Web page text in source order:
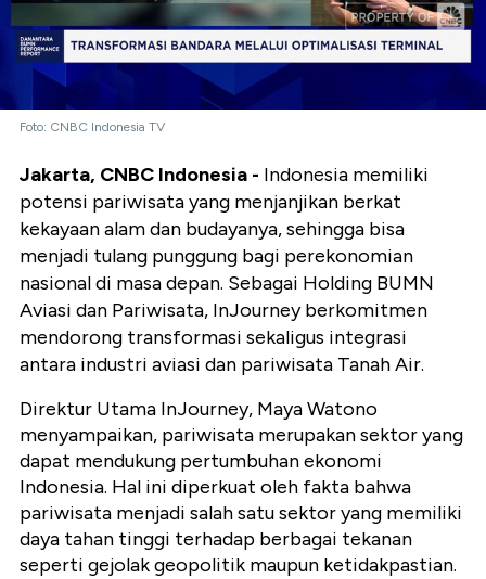
Foto: CNBC Indonesia TV
Jakarta, CNBC Indonesia - Indonesia memiliki
potensi pariwisata yang menjanjikan berkat
kekayaan alam dan budayanya, sehingga bisa
menjadi tulang punggung bagi perekonomian
nasional di masa depan. Sebagai Holding BUMN
Aviasi dan Pariwisata, InJourney berkomitmen
mendorong transformasi sekaligus integrasi
antara industri aviasi dan pariwisata Tanah Air.
Direktur Utama InJourney, Maya Watono
menyampaikan, pariwisata merupakan sektor yang
dapat mendukung pertumbuhan ekonomi
Indonesia. Hal ini diperkuat oleh fakta bahwa
pariwisata menjadi salah satu sektor yang memiliki
daya tahan tinggi terhadap berbagai tekanan
seperti gejolak geopolitik maupun ketidakpastian.